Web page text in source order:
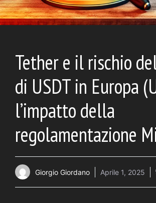
Tether e il rischio
di USDT in Europa
l’impatto della
regolamentazione
Giorgio Giordano Aprile 1, 2025